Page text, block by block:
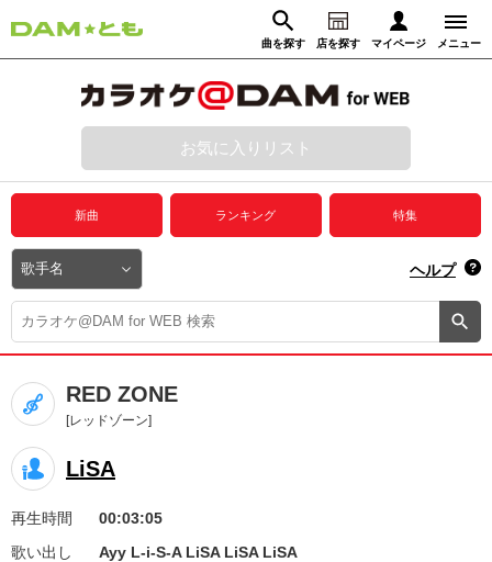
曲を探す 店を探す マイページ メニュー
動画からさがす 録音からさがす
ログイン
プレミアムサービス
DAM★とも動画
DAM★とも録音
カラオケ＠DAM
ユーザー検索
キャンペーン
お知らせ よくあるご質問
お気に入りリスト
新曲 ランキング 特集
ヘルプ
RED ZONE
[レッドゾーン]
LiSA
再生時間
00:03:05
歌い出し
Ayy L-i-S-A LiSA LiSA LiSA